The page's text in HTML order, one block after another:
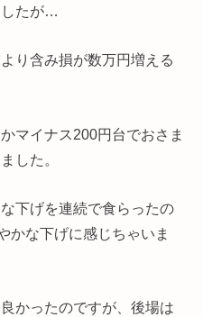
したが…
り含み損が数万円増える
マイナス200円台でおさま
した。
下げを連続で食らったの
かな下げに感じちゃいま
かったのですが、後場は